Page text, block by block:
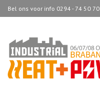
Bel ons voor info 0294 - 74 50 70